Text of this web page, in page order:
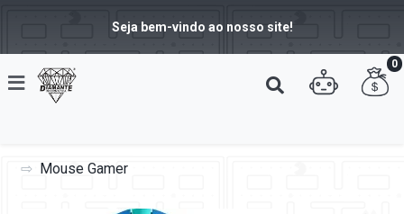
Seja bem-vindo ao nosso site!
0
Mouse Gamer